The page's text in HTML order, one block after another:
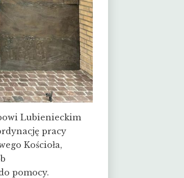
Lubienieckim
pracy
Kościoła,
pomocy.